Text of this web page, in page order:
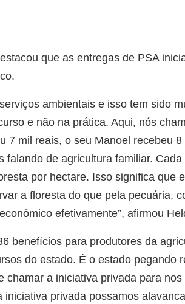
que as entregas de PSA
ambientais e isso tem sido
e não na prática. Aqui, nós
7 mil reais, o seu Manoel recebeu
falando de agricultura familiar. Cada
por hectare. Isso significa que
a floresta do que pela pecuária,
efetivamente”, afirmou
benefícios para produtores da
do estado. É o estado pegando
chamar a iniciativa privada para
privada possamos